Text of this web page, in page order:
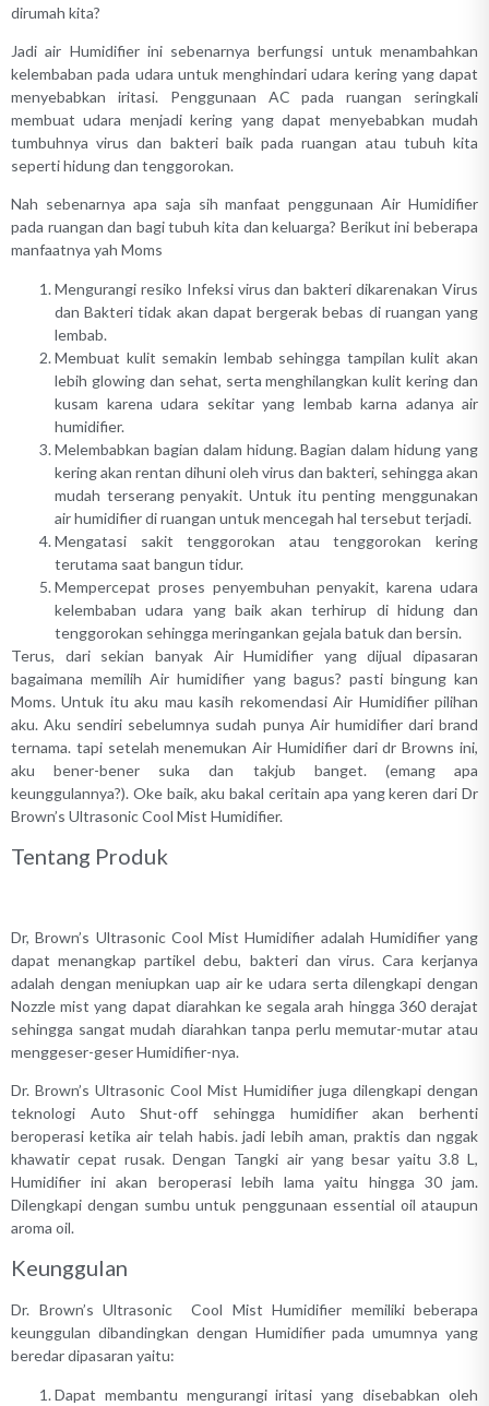
dirumah kita?
Jadi air Humidifier ini sebenarnya berfungsi untuk menambahkan
kelembaban pada udara untuk menghindari udara kering yang dapat
menyebabkan iritasi. Penggunaan AC pada ruangan seringkali
membuat udara menjadi kering yang dapat menyebabkan mudah
tumbuhnya virus dan bakteri baik pada ruangan atau tubuh kita
seperti hidung dan tenggorokan.
Nah sebenarnya apa saja sih manfaat penggunaan Air Humidifier
pada ruangan dan bagi tubuh kita dan keluarga? Berikut ini beberapa
manfaatnya yah Moms
Mengurangi resiko Infeksi virus dan bakteri dikarenakan Virus
dan Bakteri tidak akan dapat bergerak bebas di ruangan yang
lembab.
Membuat kulit semakin lembab sehingga tampilan kulit akan
lebih glowing dan sehat, serta menghilangkan kulit kering dan
kusam karena udara sekitar yang lembab karna adanya air
humidifier.
Melembabkan bagian dalam hidung. Bagian dalam hidung yang
kering akan rentan dihuni oleh virus dan bakteri, sehingga akan
mudah terserang penyakit. Untuk itu penting menggunakan
air humidifier di ruangan untuk mencegah hal tersebut terjadi.
Mengatasi sakit tenggorokan atau tenggorokan kering
terutama saat bangun tidur.
Mempercepat proses penyembuhan penyakit, karena udara
kelembaban udara yang baik akan terhirup di hidung dan
tenggorokan sehingga meringankan gejala batuk dan bersin.
Terus, dari sekian banyak Air Humidifier yang dijual dipasaran
bagaimana memilih Air humidifier yang bagus? pasti bingung kan
Moms. Untuk itu aku mau kasih rekomendasi Air Humidifier pilihan
aku. Aku sendiri sebelumnya sudah punya Air humidifier dari brand
ternama. tapi setelah menemukan Air Humidifier dari dr Browns ini,
aku bener-bener suka dan takjub banget. (emang apa
keunggulannya?). Oke baik, aku bakal ceritain apa yang keren dari Dr
Brown’s Ultrasonic Cool Mist Humidifier.
Tentang Produk
Dr, Brown’s Ultrasonic Cool Mist Humidifier adalah Humidifier yang
dapat menangkap partikel debu, bakteri dan virus. Cara kerjanya
adalah dengan meniupkan uap air ke udara serta dilengkapi dengan
Nozzle mist yang dapat diarahkan ke segala arah hingga 360 derajat
sehingga sangat mudah diarahkan tanpa perlu memutar-mutar atau
menggeser-geser Humidifier-nya.
Dr. Brown’s Ultrasonic Cool Mist Humidifier juga dilengkapi dengan
teknologi Auto Shut-off sehingga humidifier akan berhenti
beroperasi ketika air telah habis. jadi lebih aman, praktis dan nggak
khawatir cepat rusak. Dengan Tangki air yang besar yaitu 3.8 L,
Humidifier ini akan beroperasi lebih lama yaitu hingga 30 jam.
Dilengkapi dengan sumbu untuk penggunaan essential oil ataupun
aroma oil.
Keunggulan
Dr. Brown’s Ultrasonic Cool Mist Humidifier memiliki beberapa
keunggulan dibandingkan dengan Humidifier pada umumnya yang
beredar dipasaran yaitu:
Dapat membantu mengurangi iritasi yang disebabkan oleh